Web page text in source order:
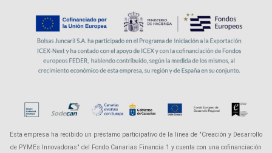
Esta empresa ha recibido un préstamo participativo de la línea de "Creación y Desarrollo
de PYMEs Innovadoras" del Fondo Canarias Financia 1 y cuenta con una cofinanciación